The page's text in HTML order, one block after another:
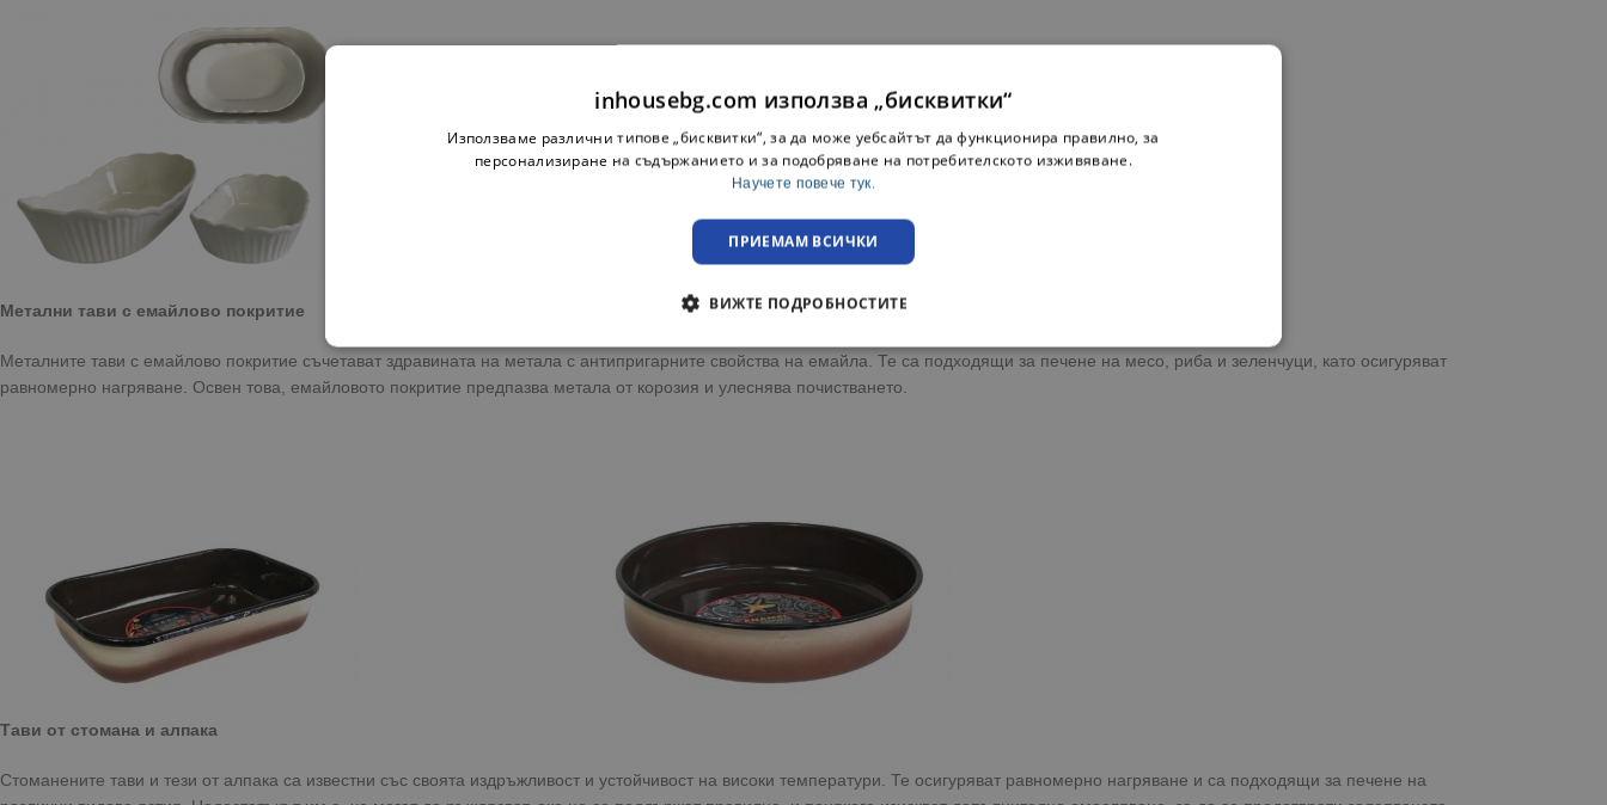
Метални тави с емайлово покритие
Металните тави с емайлово покритие съчетават здравината на метала с антипригарните свойства на емайла. Те са подходящи за печене на месо, риба и зеленчуци, като осигуряват
равномерно нагряване. Освен това, емайловото покритие предпазва метала от корозия и улеснява почистването.
Тави от стомана и алпака
Стоманените тави и тези от алпака са известни със своята издръжливост и устойчивост на високи температури. Те осигуряват равномерно нагряване и са подходящи за печене на
inhousebg.com използва „бисквитки“
Използваме различни типове „бисквитки“, за да може уебсайтът да функционира правилно, за
персонализиране на съдържанието и за подобряване на потребителското изживяване.
Научете повече тук.
ПРИЕМАМ ВСИЧКИ
ВИЖТЕ ПОДРОБНОСТИТЕ